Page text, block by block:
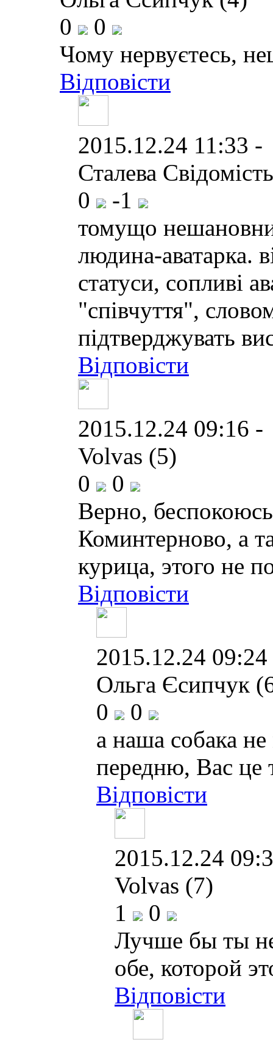
0
0
Чому нервуєтесь,
Відповісти
2015.12.24 11:33 -
Сталева
0
-1
томущо
людина-аватарка.
статуси, сопливі
"співчуття",
підтверджувать
Відповісти
2015.12.24 09:16 -
Volvas (5)
0
0
Верно,
Коминтерново, а
курица, этого не
Відповісти
2015.12.24
Ольга Єсипчук
0
0
а наша собака не
передню, Вас це
Відповісти
2015.12.24
Volvas (7)
1
0
Лучше бы ты не
обе, которой
Відповісти